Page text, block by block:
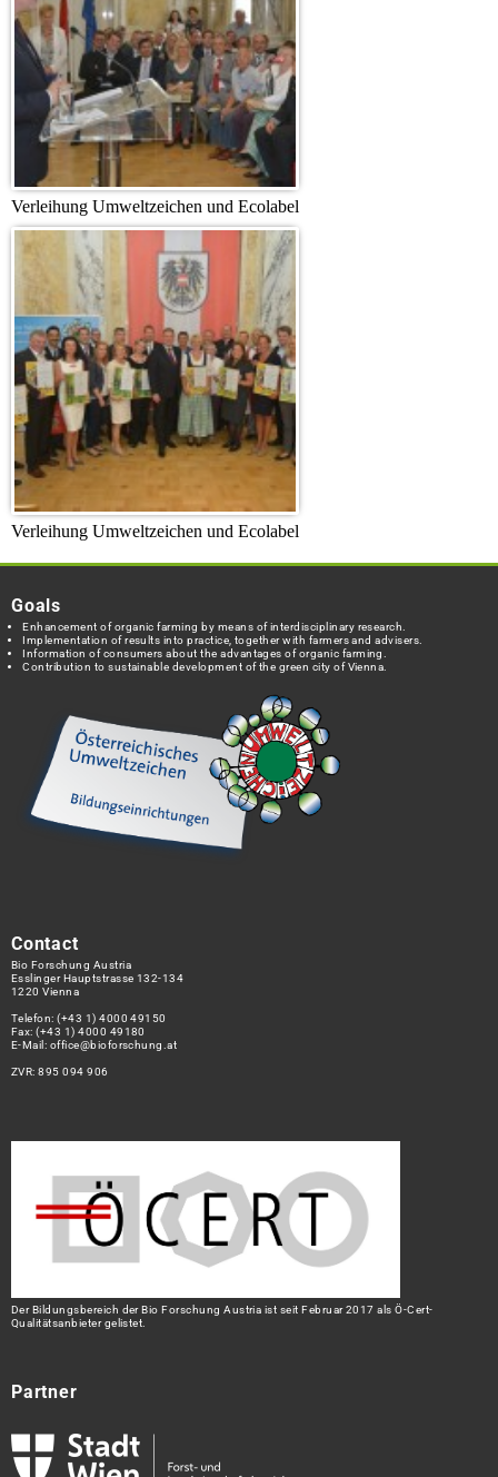
Verleihung Umweltzeichen und Ecolabel
Verleihung Umweltzeichen und Ecolabel
Goals
Enhancement of organic farming by means of interdisciplinary research.
Implementation of results into practice, together with farmers and advisers.
Information of consumers about the advantages of organic farming.
Contribution to sustainable development of the green city of Vienna.
Contact
Bio Forschung Austria
Esslinger Hauptstrasse 132-134
1220 Vienna
Telefon:(+43 1) 4000 49150
Fax: (+43 1) 4000 49180
E-Mail: office@bioforschung.at
ZVR: 895 094 906
Der Bildungsbereich der Bio Forschung Austria ist seit Februar 2017 als Ö-Cert-
Qualitätsanbieter gelistet.
Partner